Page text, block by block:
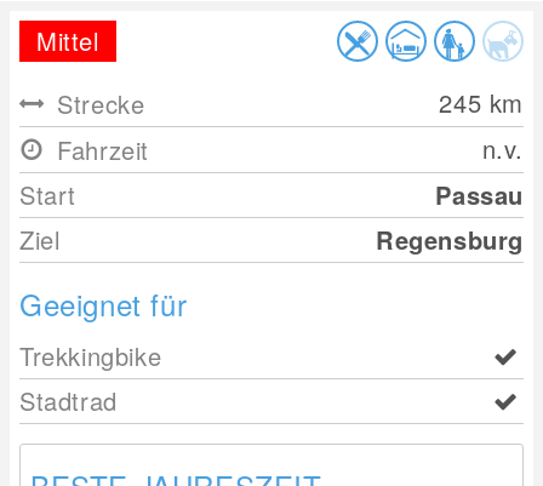
Mittel
Strecke
245 km
Fahrzeit
n.v.
Start
Passau
Ziel
Regensburg
Geeignet für
Trekkingbike
Stadtrad